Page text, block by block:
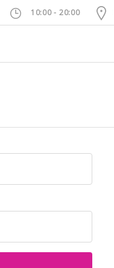
10:00 - 20:00